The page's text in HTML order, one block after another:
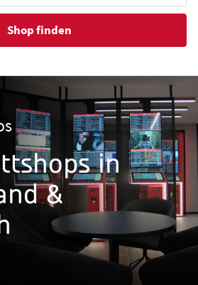
Shop finden
in
&